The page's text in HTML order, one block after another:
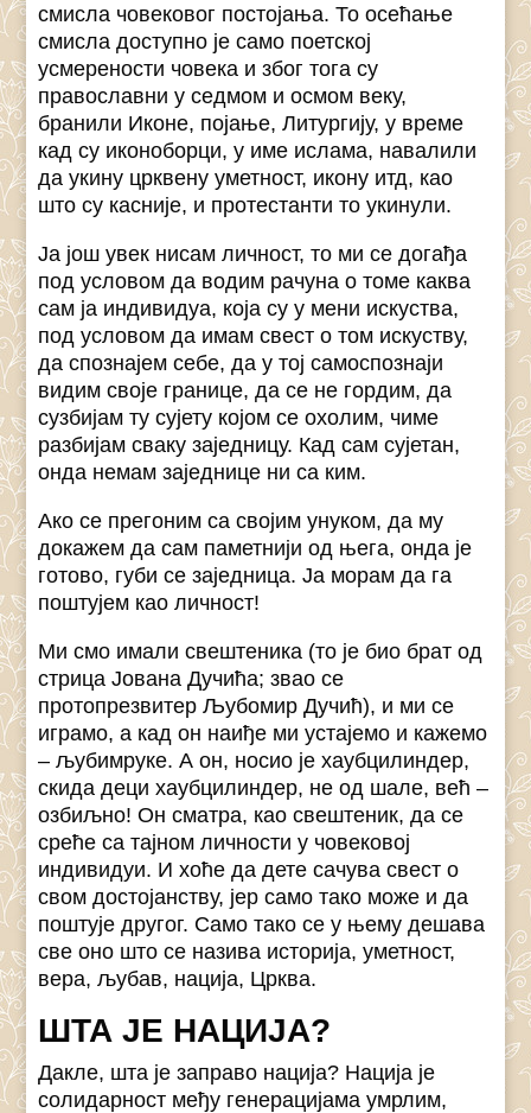
смисла човековог постојања. То осећање
смисла доступно је само поетској
усмерености човека и због тога су
православни у седмом и осмом веку,
бранили Иконе, појање, Литургију, у време
кад су иконоборци, у име ислама, навалили
да укину црквену уметност, икону итд, као
што су касније, и протестанти то укинули.
Ја још увек нисам личност, то ми се догађа
под условом да водим рачуна о томе каква
сам ја индивидуа, која су у мени искуства,
под условом да имам свест о том искуству,
да спознајем себе, да у тој самоспознаји
видим своје границе, да се не гордим, да
сузбијам ту сујету којом се охолим, чиме
разбијам сваку заједницу. Кад сам сујетан,
онда немам заједнице ни са ким.
Ако се прегоним са својим унуком, да му
докажем да сам паметнији од њега, онда је
готово, губи се заједница. Ја морам да га
поштујем као личност!
Ми смо имали свештеника (то је био брат од
стрица Јована Дучића; звао се
протопрезвитер Љубомир Дучић), и ми се
играмо, а кад он наиђе ми устајемо и кажемо
– љубимруке. А он, носио је хаубцилиндер,
скида деци хаубцилиндер, не од шале, већ –
озбиљно! Он сматра, као свештеник, да се
среће са тајном личности у човековој
индивидуи. И хоће да дете сачува свест о
свом достојанству, јер само тако може и да
поштује другог. Само тако се у њему дешава
све оно што се назива историја, уметност,
вера, љубав, нација, Црква.
ШТА ЈЕ НАЦИЈА?
Дакле, шта је заправо нација? Нација је
солидарност међу генерацијама умрлим,